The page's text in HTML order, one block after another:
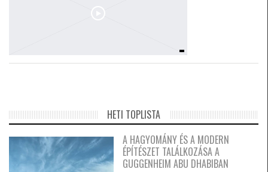
HETI TOPLISTA
A HAGYOMÁNY ÉS A MODERN
ÉPÍTÉSZET TALÁLKOZÁSA A
GUGGENHEIM ABU DHABIBAN